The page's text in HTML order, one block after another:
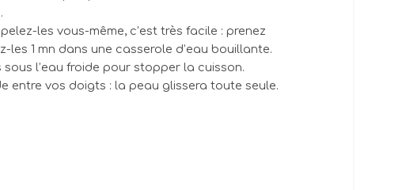
les vous-même, c’est très facile : prenez
les 1 mn dans une casserole d’eau bouillante.
l’eau froide pour stopper la cuisson.
entre vos doigts : la peau glissera toute seule.